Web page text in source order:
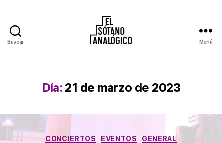
Buscar Menú
Día: 21 de marzo de 2023
Categorías
CONCIERTOS EVENTOS GENERAL